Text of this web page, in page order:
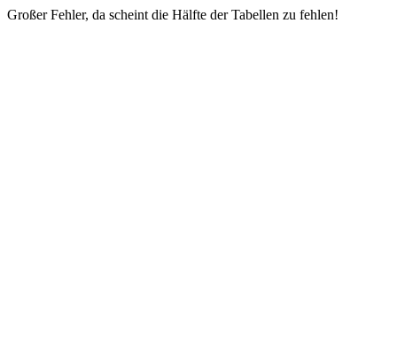
Großer Fehler, da scheint die Hälfte der Tabellen zu fehlen!